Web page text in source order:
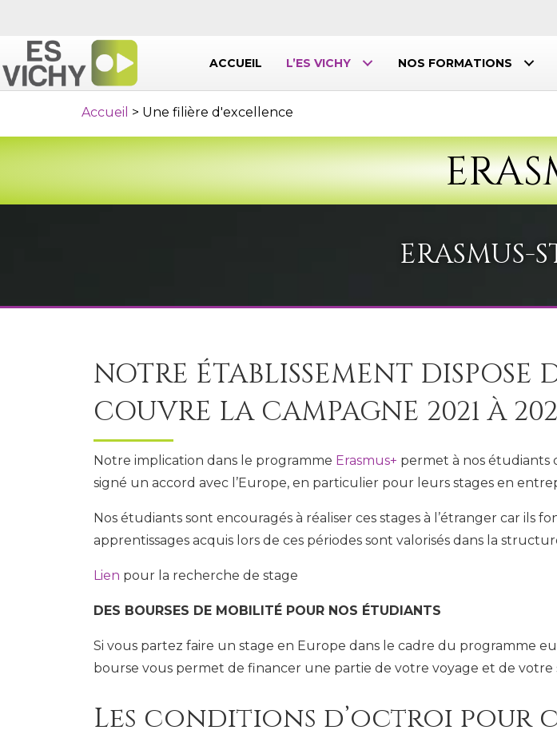
ACCUEIL L’ES VICHY NOS FORMATIONS
Accueil > Une filière d'excellence
ERASMUS-
NOTRE ÉTABLISSEMENT DISPOSE
COUVRE LA CAMPAGNE 2021 À
Notre implication dans le programme Erasmus+ permet à nos étudiants
signé un accord avec l’Europe, en particulier pour leurs stages en
Nos étudiants sont encouragés à réaliser ces stages à l’étranger car
apprentissages acquis lors de ces périodes sont valorisés dans la
Lien pour la recherche de stage
DES BOURSES DE MOBILITÉ POUR NOS ÉTUDIANTS
Si vous partez faire un stage en Europe dans le cadre du programme
bourse vous permet de financer une partie de votre voyage et de votre
Les conditions d’octroi pour